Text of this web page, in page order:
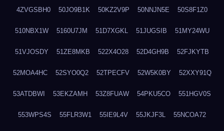
4ZVGSBH0 50JO9B1K 50KZ2V9P 50NNJN5E 50S8F1Z0
510NBX1W 5160U7JM 51D7XGKL 51JUGSIB 51MY24WU
51VJOSDY 51ZE8MKB 522X4O28 52D4GH9B 52FJKYTB
52MOA4HC 52SYO0Q2 52TPECFV 52W5K0BY 52XXY91Q
53ATDBWI 53EKZAMH 53Z8FUAW 54PKU5CO 551HGV0S
553WPS4S 55FLR3W1 55IE9L4V 55JKJF3L 55NCOA72